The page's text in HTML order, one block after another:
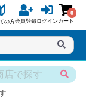
の方会員登録ログイン
0
カート